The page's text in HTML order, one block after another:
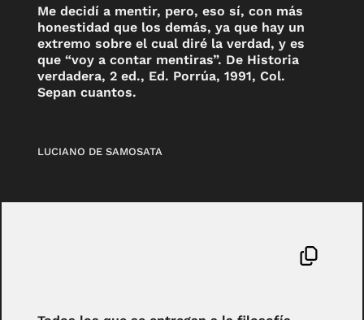
Me decidí a mentir, pero, eso sí, con más
honestidad que los demás, ya que hay un
extremo sobre el cual diré la verdad, y es
que “voy a contar mentiras”. De Historia
verdadera, 2 ed., Ed. Porrúa, 1991, Col.
Sepan cuantos.
LUCIANO DE SAMOSATA